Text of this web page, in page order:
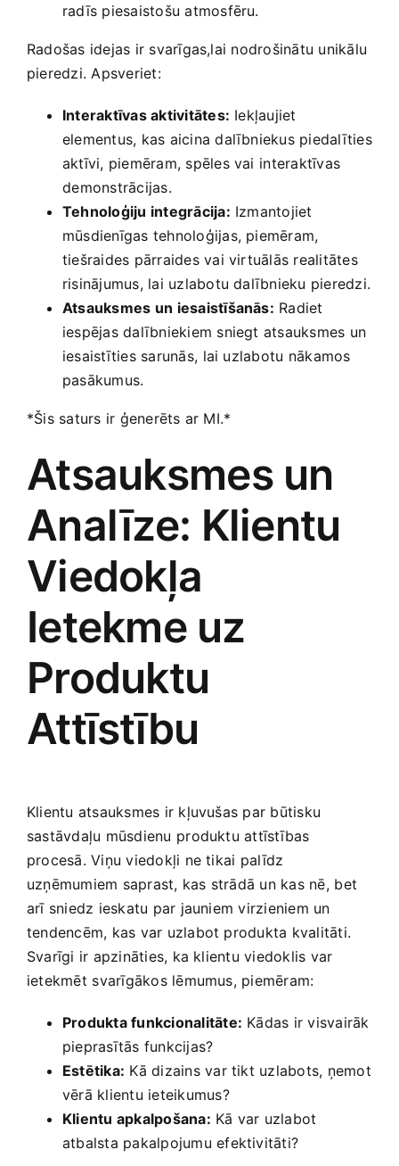
radīs‍ piesaistošu atmosfēru.
Radošas idejas ir svarīgas,lai nodrošinātu unikālu
pieredzi. Apsveriet:
Interaktīvas aktivitātes: Iekļaujiet
elementus, kas aicina dalībniekus piedalīties
aktīvi, ​piemēram, spēles vai⁤ interaktīvas
⁣demonstrācijas.
Tehnoloģiju integrācija: Izmantojiet
mūsdienīgas tehnoloģijas, piemēram,
tiešraides​ pārraides vai virtuālās realitātes
risinājumus, lai uzlabotu dalībnieku​ pieredzi.
Atsauksmes⁣ un iesaistīšanās: Radiet ​
iespējas dalībniekiem sniegt atsauksmes un ​
iesaistīties ‌sarunās,⁢ lai uzlabotu⁢ nākamos
pasākumus.
*Šis saturs ir ģenerēts ar MI.*
Atsauksmes un
Analīze: Klientu
Viedokļa
Ietekme⁤ uz
Produktu
Attīstību
Klientu atsauksmes ir kļuvušas par būtisku
sastāvdaļu mūsdienu ⁤produktu attīstības
procesā. Viņu viedokļi ne​ tikai⁢ palīdz
uzņēmumiem saprast, kas strādā un kas nē,⁣ bet
arī sniedz ‌ieskatu par jauniem‌ virzieniem un
tendencēm, kas var uzlabot produkta kvalitāti.
‍Svarīgi ir apzināties, ka klientu viedoklis var
ietekmēt ⁢svarīgākos lēmumus, piemēram:
Produkta funkcionalitāte: Kādas ir visvairāk
pieprasītās funkcijas?
Estētika: Kā dizains var tikt uzlabots, ņemot
vērā klientu ieteikumus?
Klientu apkalpošana: Kā var uzlabot
atbalsta ‍pakalpojumu‌ efektivitāti?